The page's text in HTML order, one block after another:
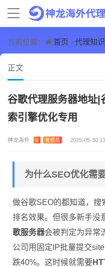
当前位置： 首页 代理知识
正文
谷歌代理服务器地址|
索引擎优化专用
神龙海外 V 管理员 / 2025-05-30
为什么SEO优化需
做谷歌SEO的都知道，搜
排名效果。但很多新手没
歌服务器会被判定为异常
公司用固定IP批量提交
跌40%。这时候就需要